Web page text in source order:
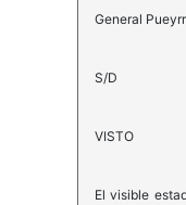
General
S/D
VISTO
El visible